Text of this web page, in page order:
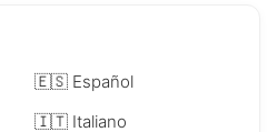
🇪🇸 Español
🇮🇹 Italiano